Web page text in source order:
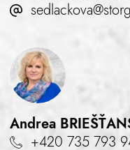
Andrea
+420 735 793